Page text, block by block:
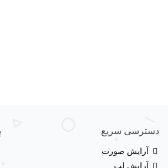
دسترسی سریع
آرایش صورت
آرایش لب